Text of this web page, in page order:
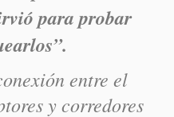
para probar